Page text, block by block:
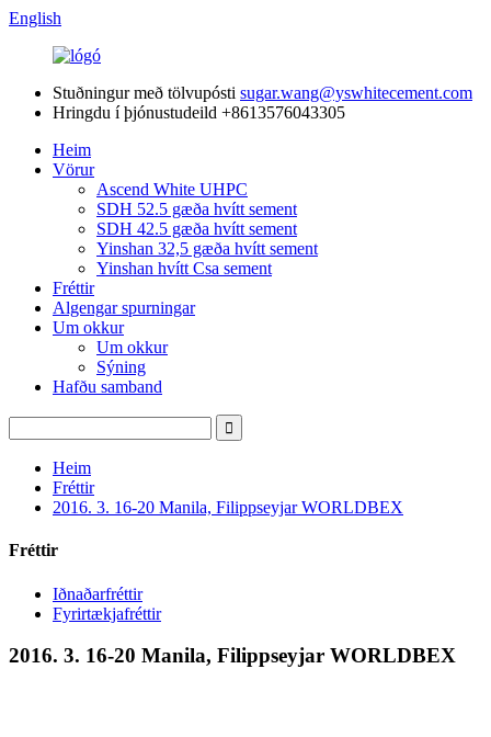
English
Stuðningur með tölvupósti sugar.wang@yswhitecement.com
Hringdu í þjónustudeild +8613576043305
Heim
Vörur
Ascend White UHPC
SDH 52.5 gæða hvítt sement
SDH 42.5 gæða hvítt sement
Yinshan 32,5 gæða hvítt sement
Yinshan hvítt Csa sement
Fréttir
Algengar spurningar
Um okkur
Um okkur
Sýning
Hafðu samband
Heim
Fréttir
2016. 3. 16-20 Manila, Filippseyjar WORLDBEX
Fréttir
Iðnaðarfréttir
Fyrirtækjafréttir
2016. 3. 16-20 Manila, Filippseyjar WORLDBEX